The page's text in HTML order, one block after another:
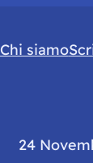
Chi siamo
24